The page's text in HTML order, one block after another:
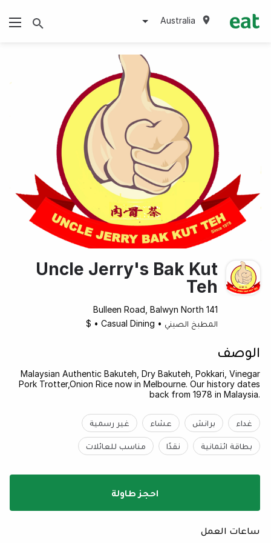
Australia
Uncle Jerry's Bak Kut
Teh
141 Bulleen Road, Balwyn North
المطبخ الصيني •
Casual Dining
•
$
الوصف
Malaysian Authentic Bakuteh, Dry Bakuteh, Pokkari, Vinegar
Pork Trotter,Onion Rice now in Melbourne. Our history dates
back from 1978 in Malaysia.
غداء برانش عشاء غير رسمية
بطاقة ائتمانية نقدًا مناسب للعائلات
احجز طاولة
ساعات العمل